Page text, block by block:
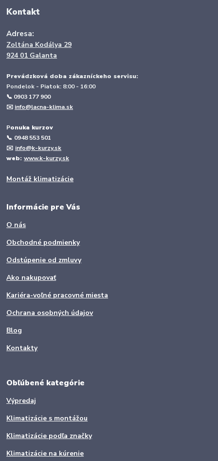
Kontakt
Adresa:
Zoltána Kodálya 29
924 01 Galanta
Prevádzková doba zákazníckeho servisu:
Pondelok - Piatok: 8:00 - 16:00
📞 0903 177 900
✉️ info@lacna-klima.sk
Ponuka kurzov
📞 0948 553 501
✉️ info@k-kurzy.sk
web:www.k-kurzy.sk
Montáž klimatizácie
Informácie pre Vás
O nás
Obchodné podmienky
Odstúpenie od zmluvy
Ako nakupovať
Kariéra-voľné pracovné miesta
Ochrana osobných údajov
Blog
Kontakty
Obľúbené kategórie
Výpredaj
Klimatizácie s montážou
Klimatizácie podľa značky
Klimatizácie na kúrenie